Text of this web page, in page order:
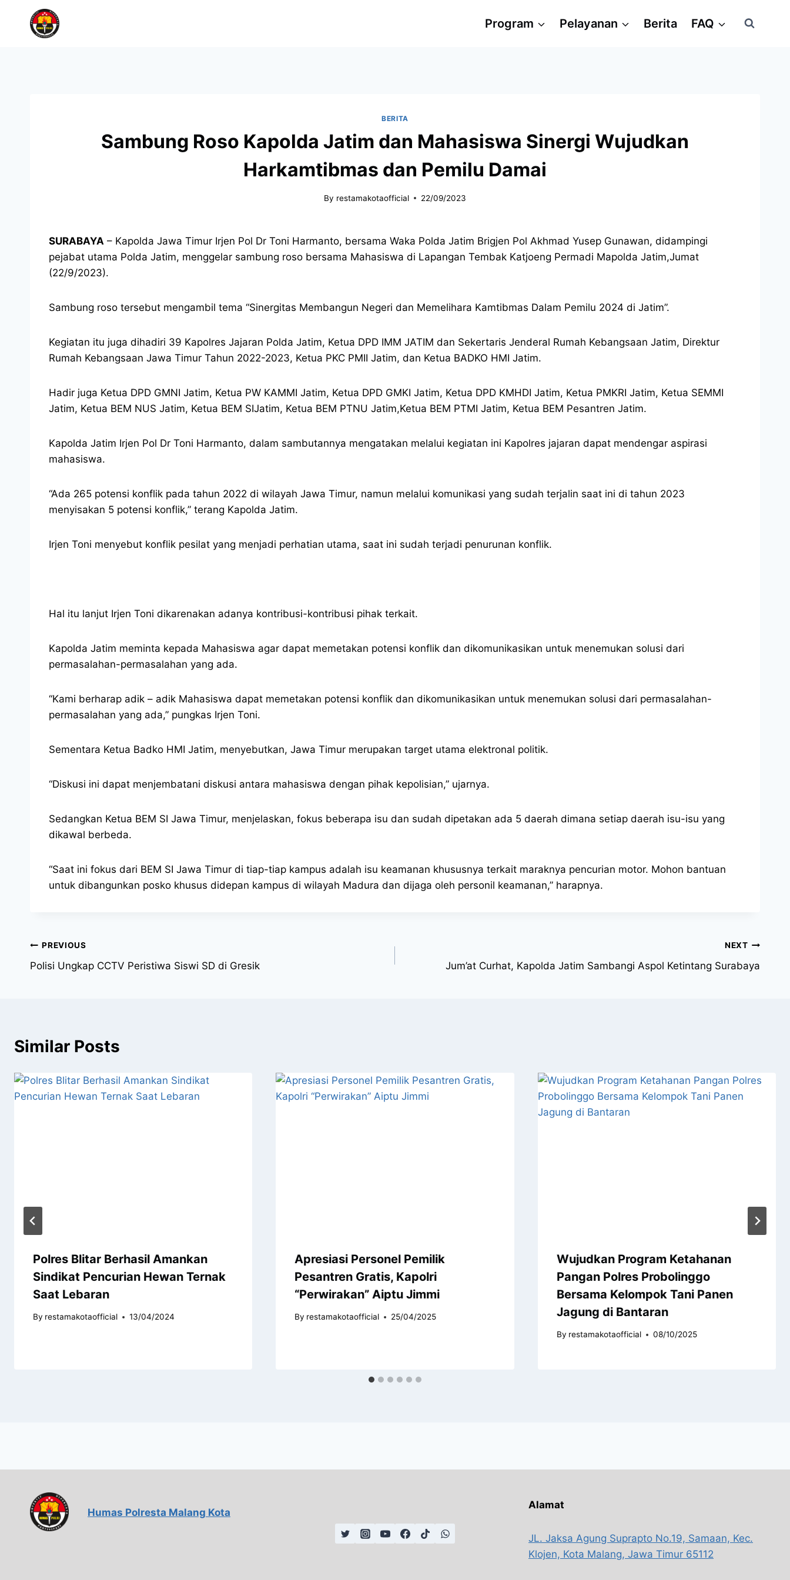
Program Pelayanan Berita FAQ
BERITA
Sambung Roso Kapolda Jatim dan Mahasiswa Sinergi Wujudkan
Harkamtibmas dan Pemilu Damai
By restamakotaofficial 22/09/2023
SURABAYA – Kapolda Jawa Timur Irjen Pol Dr Toni Harmanto, bersama Waka Polda Jatim Brigjen Pol Akhmad Yusep Gunawan, didampingi
pejabat utama Polda Jatim, menggelar sambung roso bersama Mahasiswa di Lapangan Tembak Katjoeng Permadi Mapolda Jatim,Jumat
(22/9/2023).
Sambung roso tersebut mengambil tema “Sinergitas Membangun Negeri dan Memelihara Kamtibmas Dalam Pemilu 2024 di Jatim”.
Kegiatan itu juga dihadiri 39 Kapolres Jajaran Polda Jatim, Ketua DPD IMM JATIM dan Sekertaris Jenderal Rumah Kebangsaan Jatim, Direktur
Rumah Kebangsaan Jawa Timur Tahun 2022-2023, Ketua PKC PMII Jatim, dan Ketua BADKO HMI Jatim.
Hadir juga Ketua DPD GMNI Jatim, Ketua PW KAMMI Jatim, Ketua DPD GMKI Jatim, Ketua DPD KMHDI Jatim, Ketua PMKRI Jatim, Ketua SEMMI
Jatim, Ketua BEM NUS Jatim, Ketua BEM SIJatim, Ketua BEM PTNU Jatim,Ketua BEM PTMI Jatim, Ketua BEM Pesantren Jatim.
Kapolda Jatim Irjen Pol Dr Toni Harmanto, dalam sambutannya mengatakan melalui kegiatan ini Kapolres jajaran dapat mendengar aspirasi
mahasiswa.
“Ada 265 potensi konflik pada tahun 2022 di wilayah Jawa Timur, namun melalui komunikasi yang sudah terjalin saat ini di tahun 2023
menyisakan 5 potensi konflik,” terang Kapolda Jatim.
Irjen Toni menyebut konflik pesilat yang menjadi perhatian utama, saat ini sudah terjadi penurunan konflik.
Hal itu lanjut Irjen Toni dikarenakan adanya kontribusi-kontribusi pihak terkait.
Kapolda Jatim meminta kepada Mahasiswa agar dapat memetakan potensi konflik dan dikomunikasikan untuk menemukan solusi dari
permasalahan-permasalahan yang ada.
“Kami berharap adik – adik Mahasiswa dapat memetakan potensi konflik dan dikomunikasikan untuk menemukan solusi dari permasalahan-
permasalahan yang ada,” pungkas Irjen Toni.
Sementara Ketua Badko HMI Jatim, menyebutkan, Jawa Timur merupakan target utama elektronal politik.
“Diskusi ini dapat menjembatani diskusi antara mahasiswa dengan pihak kepolisian,” ujarnya.
Sedangkan Ketua BEM SI Jawa Timur, menjelaskan, fokus beberapa isu dan sudah dipetakan ada 5 daerah dimana setiap daerah isu-isu yang
dikawal berbeda.
“Saat ini fokus dari BEM SI Jawa Timur di tiap-tiap kampus adalah isu keamanan khususnya terkait maraknya pencurian motor. Mohon bantuan
untuk dibangunkan posko khusus didepan kampus di wilayah Madura dan dijaga oleh personil keamanan,” harapnya.
PREVIOUS
Polisi Ungkap CCTV Peristiwa Siswi SD di Gresik
NEXT
Jum’at Curhat, Kapolda Jatim Sambangi Aspol Ketintang Surabaya
Similar Posts
Polres Blitar Berhasil Amankan
Sindikat Pencurian Hewan Ternak
Saat Lebaran
By restamakotaofficial 13/04/2024
Apresiasi Personel Pemilik
Pesantren Gratis, Kapolri
“Perwirakan” Aiptu Jimmi
By restamakotaofficial 25/04/2025
Wujudkan Program Ketahanan
Pangan Polres Probolinggo
Bersama Kelompok Tani Panen
Jagung di Bantaran
By restamakotaofficial 08/10/2025
Humas Polresta Malang Kota
Alamat
JL. Jaksa Agung Suprapto No.19, Samaan, Kec.
Klojen, Kota Malang, Jawa Timur 65112